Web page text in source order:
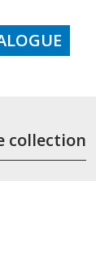
collection